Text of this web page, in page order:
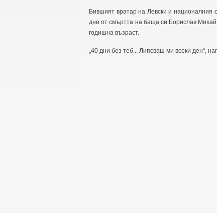
Бившият вратар на Левски и националния
дни от смъртта на баща си Борислав
годишна възраст.
„40 дни без теб... Липсваш ми всеки ден“,